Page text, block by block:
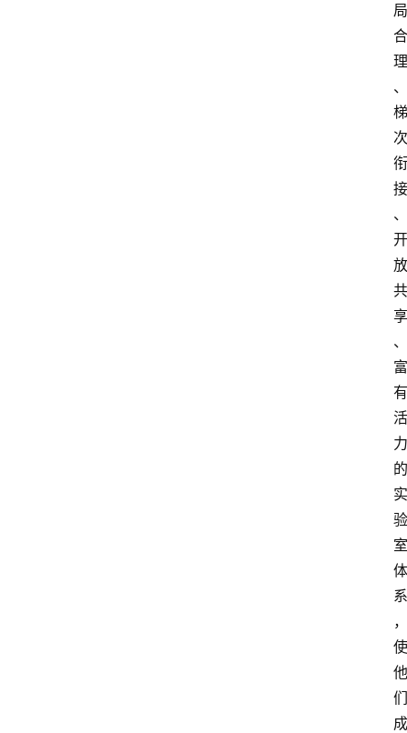
局
合
理
、
梯
次
衔
接
、
开
放
共
享
、
富
有
活
力
的
实
验
室
体
系
，
使
他
们
成